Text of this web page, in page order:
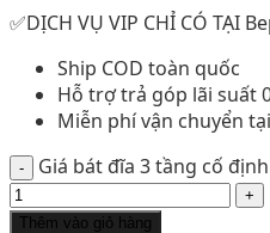
✅DỊCH VỤ VIP CHỈ CÓ TẠI
Ship COD toàn quốc
Hỗ trợ trả góp lãi suất
Miễn phí vận chuyển
Giá bát đĩa 3 tầng cố
Thêm vào giỏ hàng